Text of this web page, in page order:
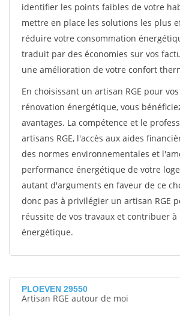
identifier les points faibles de votre
mettre en place les solutions les plus
réduire votre consommation
traduit par des économies sur vos
une amélioration de votre confort
En choisissant un artisan RGE pour
rénovation énergétique, vous
avantages. La compétence et le
artisans RGE, l'accès aux aides
des normes environnementales et
performance énergétique de votre
autant d'arguments en faveur de ce
donc pas à privilégier un artisan RGE
réussite de vos travaux et contribuer
énergétique.
PLOEVEN 29550
Artisan RGE autour de moi